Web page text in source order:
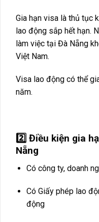
Gia hạn visa là thủ tục
lao động sắp hết hạn.
làm việc tại Đà Nẵng
Việt Nam.
Visa lao động có thể
năm.
2️⃣ Điều kiện gia
Nẵng
Có công ty, doanh
Có Giấy phép lao
động